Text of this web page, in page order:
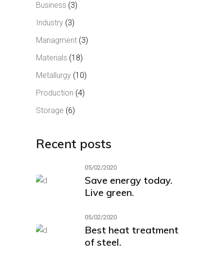
Business (3)
Industry (3)
Managment (3)
Materials (18)
Metallurgy (10)
Production (4)
Storage (6)
Recent posts
05/02/2020
Save energy today.
Live green.
05/02/2020
Best heat treatment
of steel.